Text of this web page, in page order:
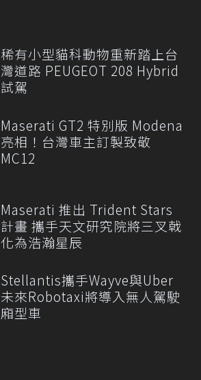
稀有小型貓科動物重新踏上台
灣道路 PEUGEOT 208 Hybrid
試駕
Maserati GT2 特別版 Modena
亮相！台灣車主訂製致敬
MC12
Maserati 推出 Trident Stars
計畫 攜手天文研究院將三叉戟
化為浩瀚星辰
Stellantis攜手Wayve與Uber
未來Robotaxi將導入無人駕駛
廂型車